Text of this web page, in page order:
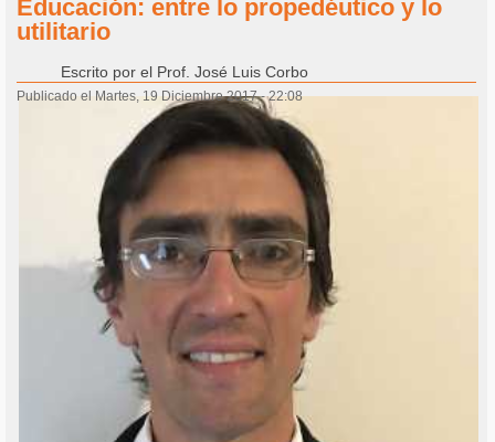
Educación: entre lo propedéutico y lo
utilitario
Escrito por el Prof. José Luis Corbo
Publicado el Martes, 19 Diciembre 2017 - 22:08